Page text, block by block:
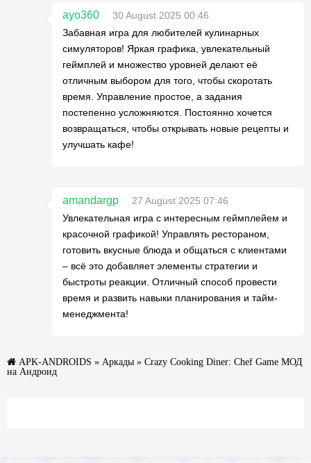
ayo360
30 August 2025 00:46
Забавная игра для любителей кулинарных
симуляторов! Яркая графика, увлекательный
геймплей и множество уровней делают её
отличным выбором для того, чтобы скоротать
время. Управление простое, а задания
постепенно усложняются. Постоянно хочется
возвращаться, чтобы открывать новые рецепты и
улучшать кафе!
amandargp
27 August 2025 07:46
Увлекательная игра с интересным геймплейем и
красочной графикой! Управлять рестораном,
готовить вкусные блюда и общаться с клиентами
– всё это добавляет элементы стратегии и
быстроты реакции. Отличный способ провести
время и развить навыки планирования и тайм-
менеджмента!
APK-ANDROIDS » Аркады » Crazy Cooking Diner: Chef Game МОД
на Андроид